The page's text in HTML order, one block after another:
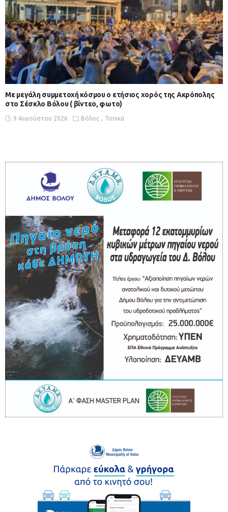
Με μεγάλη συμμετοχή κόσμου ο ετήσιος χορός της Ακρόπολης
στο Σέσκλο Βόλου ( βίντεο, φωτο)
9 Αυγούστου 2026 Βόλος Τοπικά